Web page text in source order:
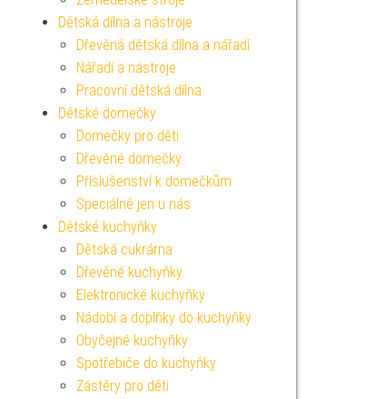
Dětská dílna a nástroje
Dřevěná dětská dílna a nářadí
Nářadí a nástroje
Pracovní dětská dílna
Dětské domečky
Domečky pro děti
Dřevěné domečky
Příslušenství k domečkům
Speciálně jen u nás
Dětské kuchyňky
Dětská cukrárna
Dřevěné kuchyňky
Elektronické kuchyňky
Nádobí a doplňky do kuchyňky
Obyčejné kuchyňky
Spotřebiče do kuchyňky
Zástěry pro děti